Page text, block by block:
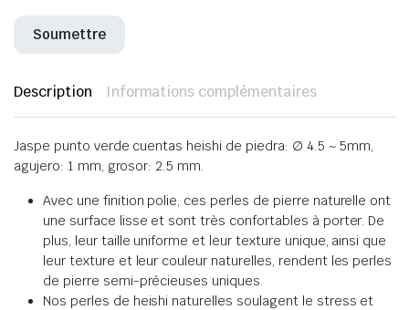
Description Informations complémentaires
Jaspe punto verde cuentas heishi de piedra: ∅ 4.5 ~ 5mm,
agujero: 1 mm, grosor: 2.5 mm.
Avec une finition polie, ces perles de pierre naturelle ont
une surface lisse et sont très confortables à porter. De
plus, leur taille uniforme et leur texture unique, ainsi que
leur texture et leur couleur naturelles, rendent les perles
de pierre semi-précieuses uniques.
Nos perles de heishi naturelles soulagent le stress et